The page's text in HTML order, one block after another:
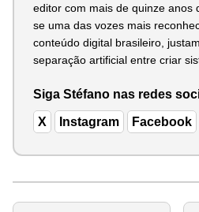
editor com mais de quinze anos
se uma das vozes mais
conteúdo digital brasileiro,
separação artificial entre criar
Siga Stéfano nas redes
X Instagram Facebook